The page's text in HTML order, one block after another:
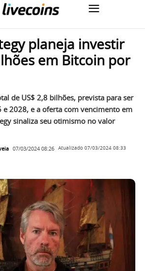
planeja investir
em Bitcoin por
de US$ 2,8 bilhões, prevista para ser
2028, e a oferta com vencimento em
sinaliza seu otimismo no valor
07/03/2024 08:26 Atualizado 07/03/2024 08:33